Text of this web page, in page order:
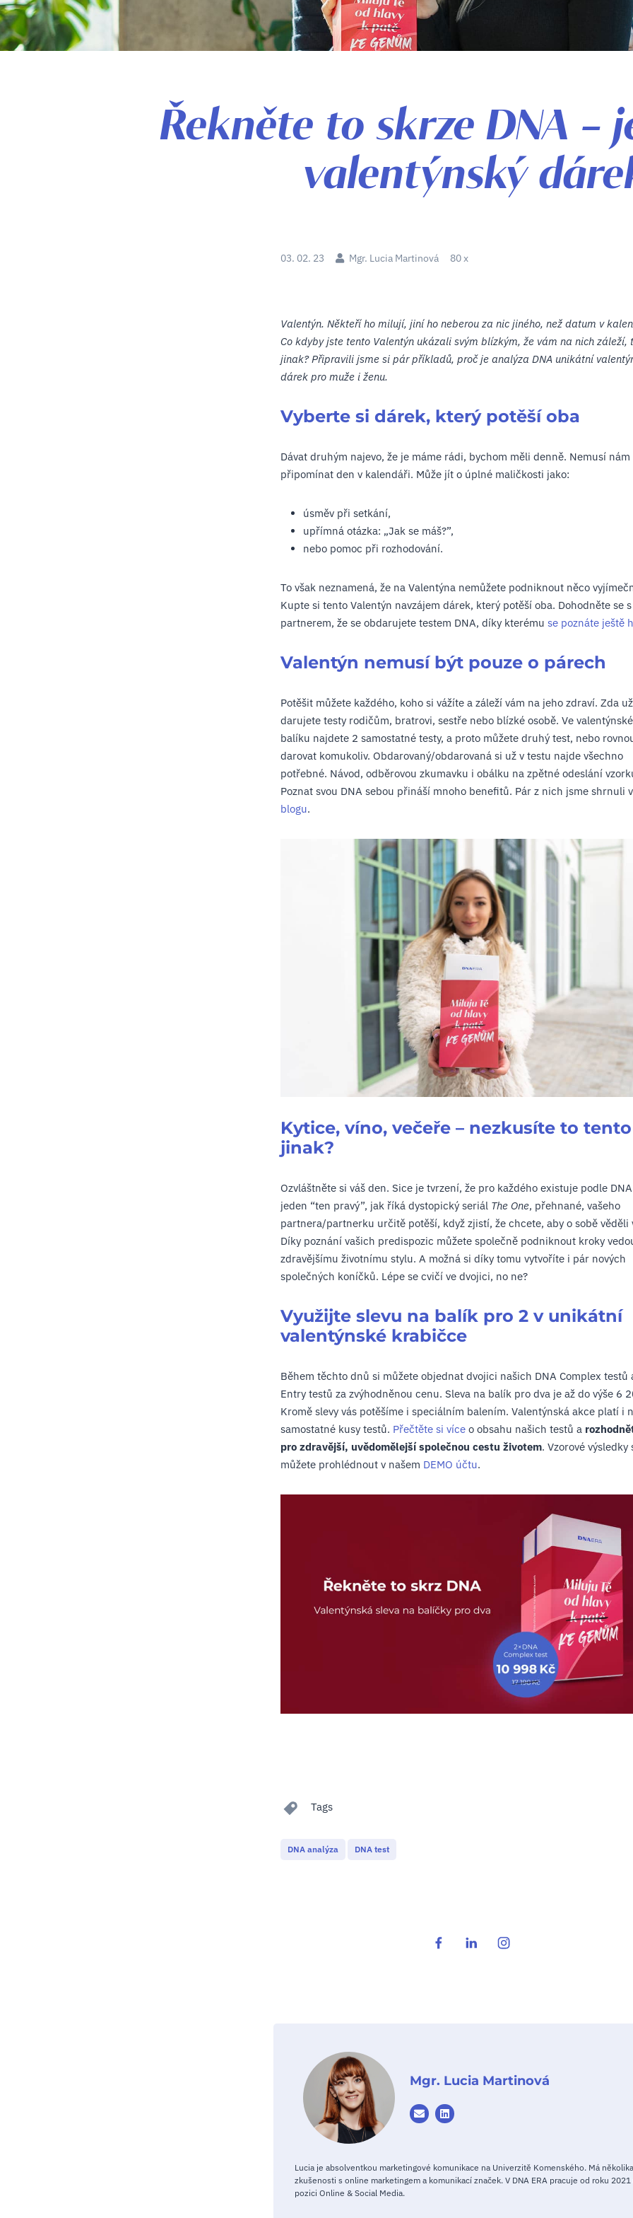
Řekněte to skrze DNA –
valentýnský
03. 02. 23 Mgr. Lucia Martinová 80 x
Valentýn. Někteří ho milují, jiní ho neberou za nic jiného, než datum v
Co kdyby jste tento Valentýn ukázali svým blízkým, že vám na nich záleží,
jinak? Připravili jsme si pár příkladů, proč je analýza DNA unikátní
dárek pro muže i ženu.
Vyberte si dárek, který potěší oba
Dávat druhým najevo, že je máme rádi, bychom měli denně. Nemusí nám
připomínat den v kalendáři. Může jít o úplné maličkosti jako:
úsměv při setkání,
upřímná otázka: „Jak se máš?”,
nebo pomoc při rozhodování.
To však neznamená, že na Valentýna nemůžete podniknout něco
Kupte si tento Valentýn navzájem dárek, který potěší oba. Dohodněte se s
partnerem, že se obdarujete testem DNA, díky kterému se poznáte ještě
Valentýn nemusí být pouze o párech
Potěšit můžete každého, koho si vážíte a záleží vám na jeho zdraví. Zda už
darujete testy rodičům, bratrovi, sestře nebo blízké osobě. Ve
balíku najdete 2 samostatné testy, a proto můžete druhý test, nebo
darovat komukoliv. Obdarovaný/obdarovaná si už v testu najde všechno
potřebné. Návod, odběrovou zkumavku i obálku na zpětné odeslání
Poznat svou DNA sebou přináší mnoho benefitů. Pár z nich jsme shrnuli
blogu.
Kytice, víno, večeře – nezkusíte to
jinak?
Ozvláštněte si váš den. Sice je tvrzení, že pro každého existuje podle
jeden “ten pravý”, jak říká dystopický seriál The One, přehnané, vašeho
partnera/partnerku určitě potěší, když zjistí, že chcete, aby o sobě věděli
Díky poznání vašich predispozic můžete společně podniknout kroky
zdravějšímu životnímu stylu. A možná si díky tomu vytvoříte i pár nových
společných koníčků. Lépe se cvičí ve dvojici, no ne?
Využijte slevu na balík pro 2 v unikátní
valentýnské krabičce
Během těchto dnů si můžete objednat dvojici našich DNA Complex testů
Entry testů za zvýhodněnou cenu. Sleva na balík pro dva je až do výše 6
Kromě slevy vás potěšíme i speciálním balením. Valentýnská akce platí i
samostatné kusy testů. Přečtěte si více o obsahu našich testů a
pro zdravější, uvědomělejší společnou cestu životem. Vzorové výsledky
můžete prohlédnout v našem DEMO účtu.
Tags
DNA analýza DNA test
Mgr. Lucia Martinová
Lucia je absolventkou marketingové komunikace na Univerzitě Komenského. Má
zkušenosti s online marketingem a komunikací značek. V DNA ERA pracuje od roku 2021
pozici Online & Social Media.